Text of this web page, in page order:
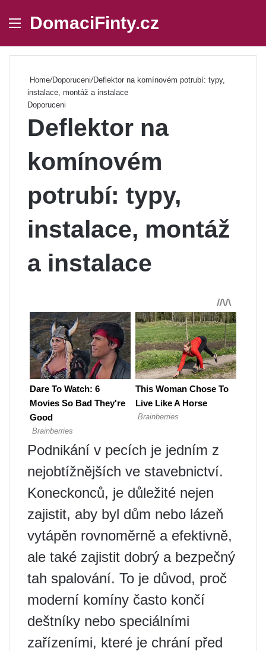
Menu
DomaciFinty.cz
Home/Doporuceni/Deflektor na komínovém potrubí: typy,
instalace, montáž a instalace
Doporuceni
Deflektor na
komínovém
potrubí: typy,
instalace, montáž
a instalace
Podnikání v pecích je jedním z
nejobtížnějších ve stavebnictví.
Koneckonců, je důležité nejen
zajistit, aby byl dům nebo lázeň
vytápěn rovnoměrně a efektivně,
ale také zajistit dobrý a bezpečný
tah spalování. To je důvod, proč
moderní komíny často končí
deštníky nebo speciálními
zařízeními, které je chrání před